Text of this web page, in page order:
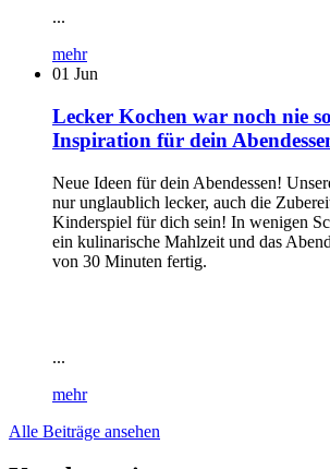
...
mehr
01 Jun
Lecker Kochen war noch nie
Inspiration für dein
Neue Ideen für dein Abendessen!
nur unglaublich lecker, auch die
Kinderspiel für dich sein! In wenigen
ein kulinarische Mahlzeit und das
von 30 Minuten fertig.
...
mehr
Alle Beiträge ansehen